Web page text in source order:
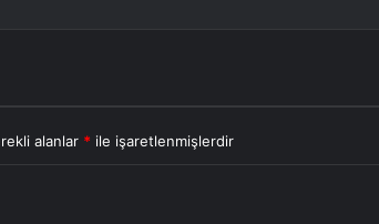
alanlar * ile işaretlenmişlerdir